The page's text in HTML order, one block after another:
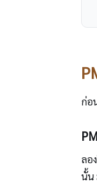
ก่อ
ลอ
นั้น